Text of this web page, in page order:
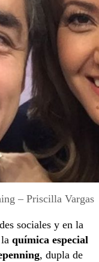
– Priscilla Vargas
sociales y en la
química especial
, dupla de